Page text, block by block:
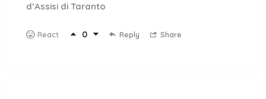
d’Assisi di Taranto
React 0 Reply Share